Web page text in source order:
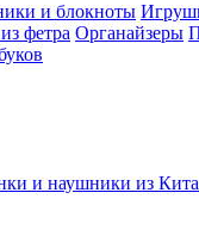
и блокноты
фетра Органайзеры
и наушники из